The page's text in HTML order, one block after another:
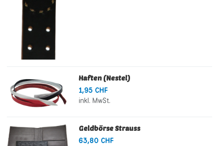
Haften (Nestel)
1,95 CHF
inkl. MwSt.
Geldbörse Strauss
63,80 CHF